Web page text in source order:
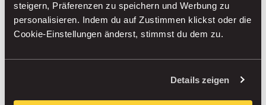
steigern, Präferenzen zu speichern und Werbung zu
personalisieren. Indem du auf Zustimmen klickst oder die
Cookie-Einstellungen änderst, stimmst du dem zu.
Details zeigen
Bezug auf Zugänglichkeit und Lebensqualität. In
der Zwischenzeit bleibt viel Platz ungenutzt. Wir